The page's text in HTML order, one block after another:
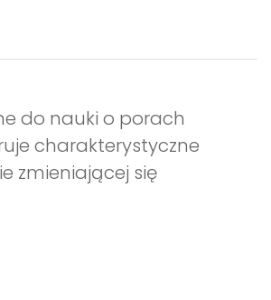
do nauki o porach
charakterystyczne
zmieniającej się